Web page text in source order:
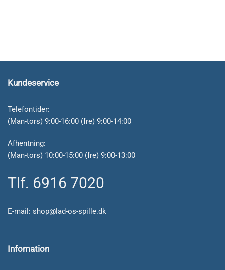
Kundeservice
Telefontider:
(Man-tors) 9:00-16:00 (fre) 9:00-14:00
Afhentning:
(Man-tors) 10:00-15:00 (fre) 9:00-13:00
Tlf. 6916 7020
E-mail: shop@lad-os-spille.dk
Infomation